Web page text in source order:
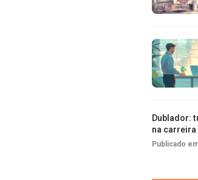
Dublador:
na carreira
Publicado